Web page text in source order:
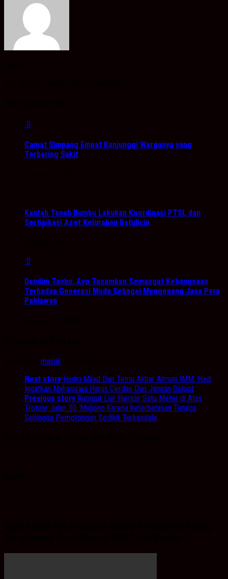
0
Camat Simpang Empat Kunjunggi Warganya yang
Terbaring Sakit
Kantah Tanah Bumbu Lakukan Koordinasi PTSL dan
Sertipikasi Aset Kelurahan Batulicin
0
Dandim Tanbu: Ayo Tanamkan Semangat Kebangsaan
Terhadap Generasi Muda Sebagai Mengenang Jasa Para
Pahlawan
masuk
Next story Hadiri Milad Dan Temu Akbar Almuni IMM, Hadi
Ingatkan Mahasiswa Harus Cerdas Dan Jangan Golpot
Previous story Rumput Liar Hampir Satu Meter di Atas
Trotoar Jalan 30, Mujiono,Karena keterbatasan Tenaga
Sehingga Pemotongan Sedikit Terkendala